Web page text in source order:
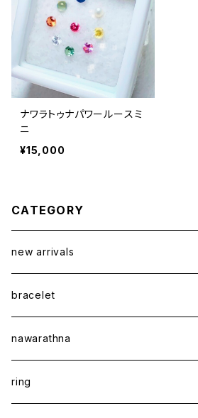
ナワラトゥナパワールースミ
ニ
¥15,000
CATEGORY
new arrivals
bracelet
nawarathna
ring